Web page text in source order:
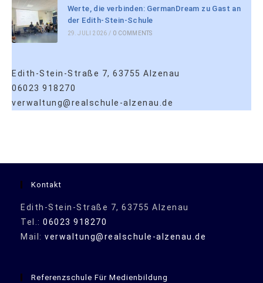
Werte, die verbinden: GermanDream zu Gast an
der Edith-Stein-Schule
29. JULI 2026 / 0 COMMENTS
Edith-Stein-Straße 7, 63755 Alzenau
06023 918270
verwaltung@realschule-alzenau.de
Kontakt
Edith-Stein-Straße 7, 63755 Alzenau
Tel.: 06023 918270
Mail: verwaltung@realschule-alzenau.de
Referenzschule Für Medienbildung